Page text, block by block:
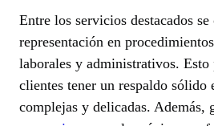
Entre los servicios destacados se
representación en
laborales y administrativos. Esto
clientes tener un respaldo sólido
complejas y delicadas. Además,